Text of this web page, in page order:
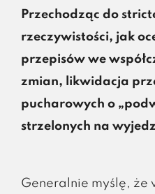
Przechodząc do
rzeczywistości, jak
przepisów we
zmian, likwidacja
pucharowych o
strzelonych na
Generalnie myślę,